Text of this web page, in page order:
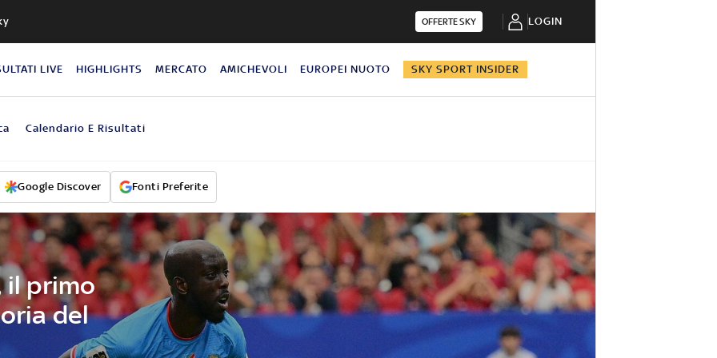
OFFERTE SKY LOGIN
LIVE HIGHLIGHTS MERCATO AMICHEVOLI EUROPEI NUOTO SKY SPORT INSIDER
Calendario E Risultati
Google Discover Fonti Preferite
il primo
del